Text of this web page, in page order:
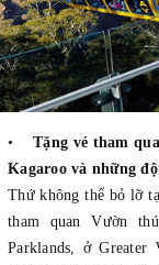
•
Tặng vé tham
Kagaroo và những
Thứ không thể bỏ lỡ
tham quan Vườn
Parklands, ở Greater